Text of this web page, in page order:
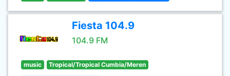
Fiesta 104.9
104.9 FM
music Tropical/Tropical Cumbia/Meren